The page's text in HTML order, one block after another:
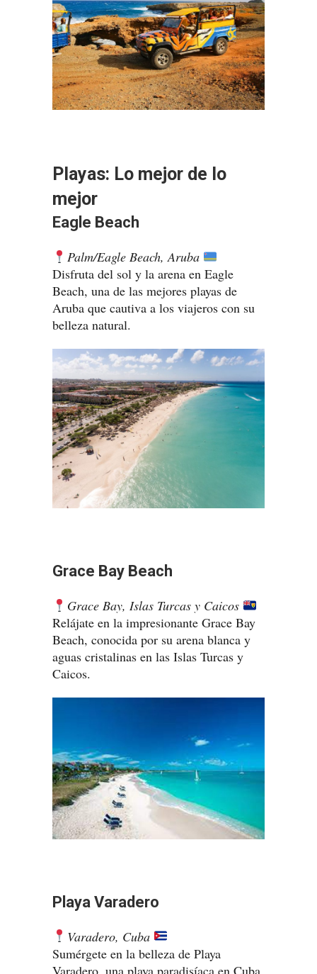
Playas: Lo mejor de lo
mejor
Eagle Beach
Palm/Eagle Beach, Aruba
Disfruta del sol y la arena en Eagle
Beach, una de las mejores playas de
Aruba que cautiva a los viajeros con su
belleza natural.
Grace Bay Beach
Grace Bay, Islas Turcas y Caicos
Relájate en la impresionante Grace Bay
Beach, conocida por su arena blanca y
aguas cristalinas en las Islas Turcas y
Caicos.
Playa Varadero
Varadero, Cuba
Sumérgete en la belleza de Playa
Varadero, una playa paradisíaca en Cuba